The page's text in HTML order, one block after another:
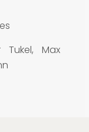
Tukel, Max